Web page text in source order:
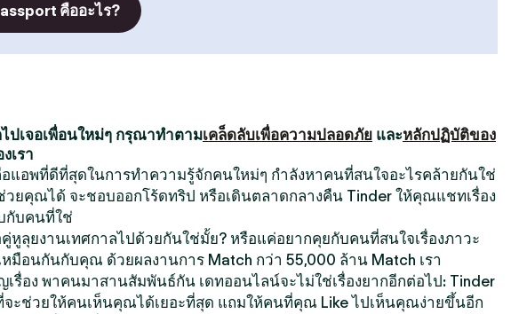
คืออะไร?
ไปเจอเพื่อนใหม่ๆ กรุณาทำตามเคล็ดลับเพื่อความปลอดภัย และหลักปฏิบัติของ
เรา
แอพที่ดีที่สุดในการทำความรู้จักคนใหม่ๆ กำลังหาคนที่สนใจอะไรคล้ายกันใช่
วยคุณได้ จะชอบออกโร้ดทริป หรือเดินตลาดกลางคืน Tinder ให้คุณแชทเรื่อง
บคนที่ใช่
คู่หูลุยงานเทศกาลไปด้วยกันใช่มั้ย? หรือแค่อยากคุยกับคนที่สนใจเรื่องภาวะ
หมือนกันกับคุณ ด้วยผลงานการ Match กว่า 55,000 ล้าน Match เรา
เรื่อง พาคนมาสานสัมพันธ์กัน เดทออนไลน์จะไม่ใช่เรื่องยากอีกต่อไป: Tinder
จะช่วยให้คนเห็นคุณได้เยอะที่สุด แถมให้คนที่คุณ Like ไปเห็นคุณง่ายขึ้นอีก